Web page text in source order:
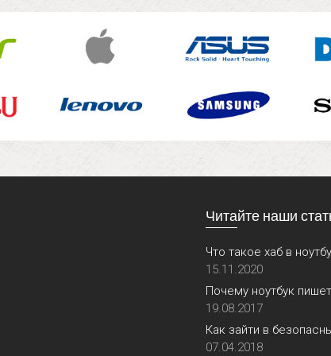
Читайте наши
Что такое хаб в
15.11.2020
Почему ноутбук
19.08.2017
Как зайти в
07.04.2018